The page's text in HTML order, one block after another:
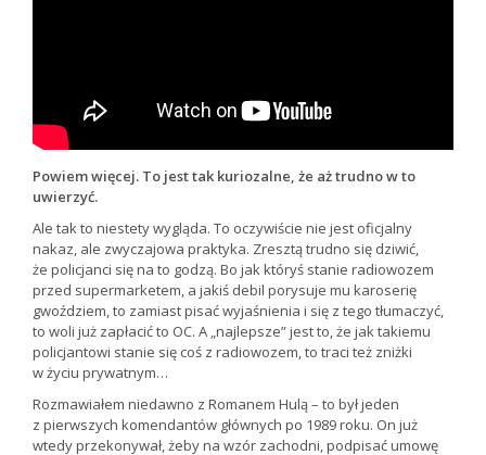
Powiem więcej. To jest tak kuriozalne, że aż trudno w to
uwierzyć.
Ale tak to niestety wygląda. To oczywiście nie jest oficjalny
nakaz, ale zwyczajowa praktyka. Zresztą trudno się dziwić,
że policjanci się na to godzą. Bo jak któryś stanie radiowozem
przed supermarketem, a jakiś debil porysuje mu karoserię
gwoździem, to zamiast pisać wyjaśnienia i się z tego tłumaczyć,
to woli już zapłacić to OC. A „najlepsze” jest to, że jak takiemu
policjantowi stanie się coś z radiowozem, to traci też zniżki
w życiu prywatnym…
Rozmawiałem niedawno z Romanem Hulą – to był jeden
z pierwszych komendantów głównych po 1989 roku. On już
wtedy przekonywał, żeby na wzór zachodni, podpisać umowę